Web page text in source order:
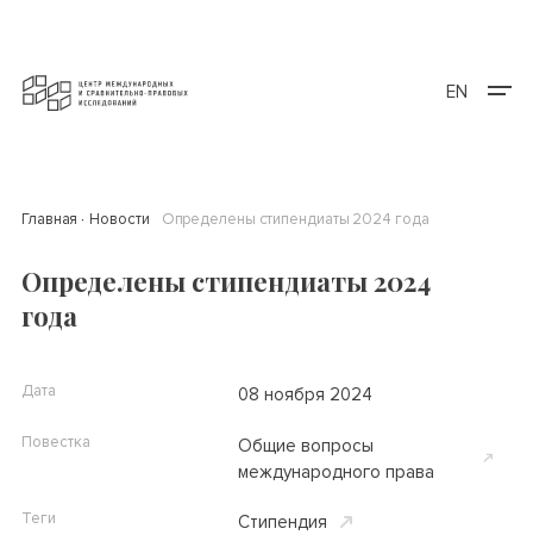
EN
Главная Новости Определены стипендиаты 2024 года
Определены стипендиаты 2024
года
Дата 08 ноября 2024
Повестка
Общие вопросы
международного права
Теги Cтипендия